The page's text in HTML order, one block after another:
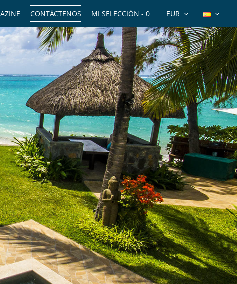
EUR
MI SELECCIÓN - 0
CONTÁCTENOS